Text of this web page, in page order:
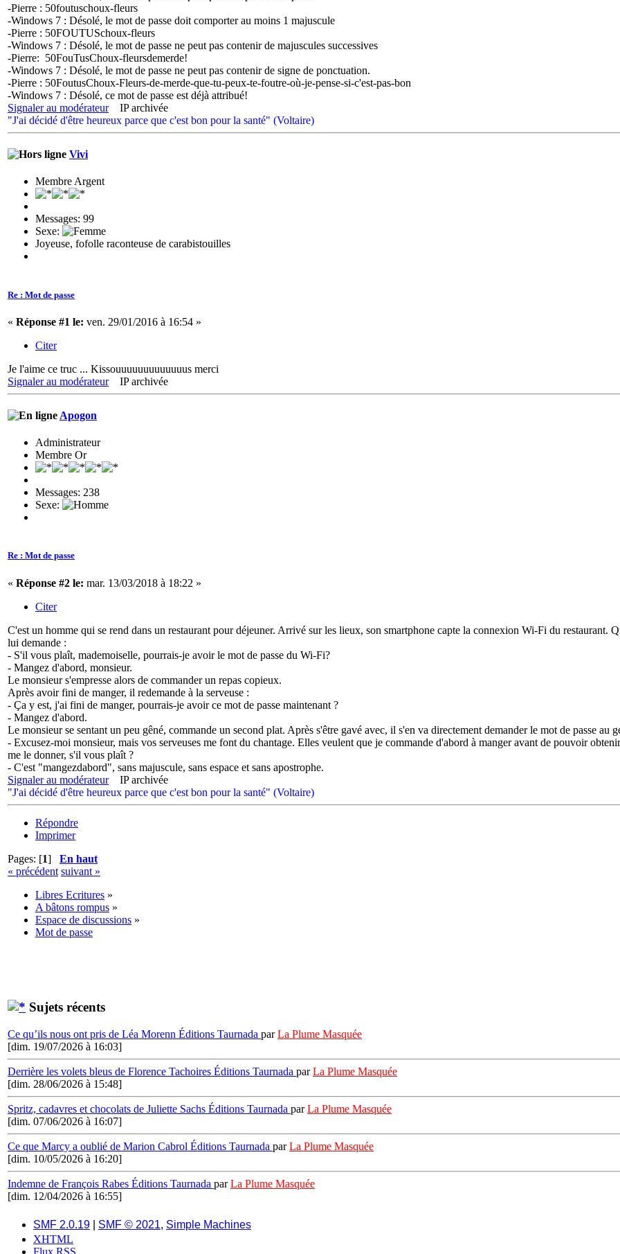
-Pierre : 50foutuschoux-fleurs
-Windows 7 : Désolé, le mot de passe doit comporter au moins 1 majuscule
-Pierre : 50FOUTUSchoux-fleurs
-Windows 7 : Désolé, le mot de passe ne peut pas contenir de majuscules successives
-Pierre: 50FouTusChoux-fleursdemerde!
-Windows 7 : Désolé, le mot de passe ne peut pas contenir de signe de ponctuation.
-Pierre : 50FoutusChoux-Fleurs-de-merde-que-tu-peux-te-foutre-où-je-pense-si-c'est-pas-bon
-Windows 7 : Désolé, ce mot de passe est déjà attribué!
Signaler au modérateur
IP archivée
"J'ai décidé d'être heureux parce que c'est bon pour la santé" (Voltaire)
Vivi
Membre Argent
Messages: 99
Sexe:
Joyeuse, fofolle raconteuse de carabistouilles
Re : Mot de passe
« Réponse #1 le: ven. 29/01/2016 à 16:54 »
Citer
Je l'aime ce truc ... Kissouuuuuuuuuuuuus merci
Signaler au modérateur
IP archivée
Apogon
Administrateur
Membre Or
Messages: 238
Sexe:
Re : Mot de passe
« Réponse #2 le: mar. 13/03/2018 à 18:22 »
Citer
C'est un homme qui se rend dans un restaurant pour déjeuner. Arrivé sur les lieux, son smartphone capte la connexion Wi-Fi du restaurant.
lui demande :
- S'il vous plaît, mademoiselle, pourrais-je avoir le mot de passe du Wi-Fi?
- Mangez d'abord, monsieur.
Le monsieur s'empresse alors de commander un repas copieux.
Après avoir fini de manger, il redemande à la serveuse :
- Ça y est, j'ai fini de manger, pourrais-je avoir ce mot de passe maintenant ?
- Mangez d'abord.
Le monsieur se sentant un peu gêné, commande un second plat. Après s'être gavé avec, il s'en va directement demander le mot de passe au
- Excusez-moi monsieur, mais vos serveuses me font du chantage. Elles veulent que je commande d'abord à manger avant de pouvoir
me le donner, s'il vous plaît ?
- C'est "mangezdabord", sans majuscule, sans espace et sans apostrophe.
Signaler au modérateur
IP archivée
"J'ai décidé d'être heureux parce que c'est bon pour la santé" (Voltaire)
Répondre
Imprimer
Pages: [1] En haut
« précédent suivant »
Libres Ecritures »
A bâtons rompus »
Espace de discussions »
Mot de passe
Sujets récents
Ce qu’ils nous ont pris de Léa Morenn Éditions Taurnada parLa Plume Masquée
[dim. 19/07/2026 à 16:03]
Derrière les volets bleus de Florence Tachoires Éditions Taurnada parLa Plume Masquée
[dim. 28/06/2026 à 15:48]
Spritz, cadavres et chocolats de Juliette Sachs Éditions Taurnada parLa Plume Masquée
[dim. 07/06/2026 à 16:07]
Ce que Marcy a oublié de Marion Cabrol Éditions Taurnada parLa Plume Masquée
[dim. 10/05/2026 à 16:20]
Indemne de François Rabes Éditions Taurnada parLa Plume Masquée
[dim. 12/04/2026 à 16:55]
SMF 2.0.19 SMF © 2021, Simple Machines
XHTML
Flux RSS